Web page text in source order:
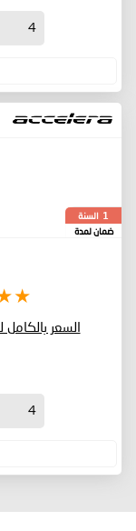
1 السنة
ضمان لمدة
السعر بالكامل